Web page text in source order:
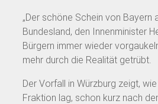
„Der schöne Schein von Bayern
Bundesland, den Innenminister
Bürgern immer wieder
mehr durch die Realität getrübt.
Der Vorfall in Würzburg zeigt,
Fraktion lag, schon kurz nach